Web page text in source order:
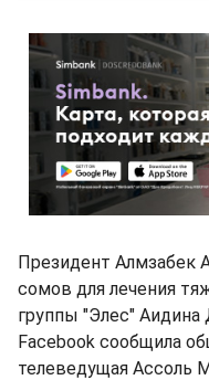
Президент Алмзабек
сомов для лечения
группы "Элес"
Facebook сообщила
телеведущая Ассоль